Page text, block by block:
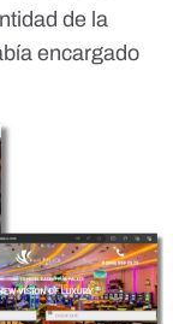
de la
encargado